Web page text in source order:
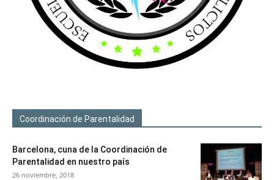
Coordinación de Parentalidad
Barcelona, cuna de la Coordinación de
Parentalidad en nuestro país
26 noviembre, 2018